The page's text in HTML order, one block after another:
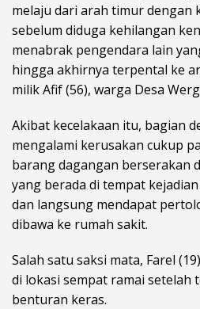
melaju dari arah timur dengan
sebelum diduga kehilangan
menabrak pengendara lain
hingga akhirnya terpental ke
milik Afif (56), warga Desa
Akibat kecelakaan itu, bagian
mengalami kerusakan cukup
barang dagangan berserakan
yang berada di tempat
dan langsung mendapat
dibawa ke rumah sakit.
Salah satu saksi mata, Farel
di lokasi sempat ramai setelah
benturan keras.